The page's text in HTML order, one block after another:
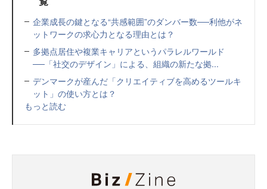
企業成長の鍵となる“共感範囲”のダンバー数──利他がネ
ットワークの求心力となる理由とは？
多拠点居住や複業キャリアというパラレルワールド
──「社交のデザイン」による、組織の新たな拠...
デンマークが産んだ「クリエイティブを高めるツールキ
ット」の使い方とは？
もっと読む